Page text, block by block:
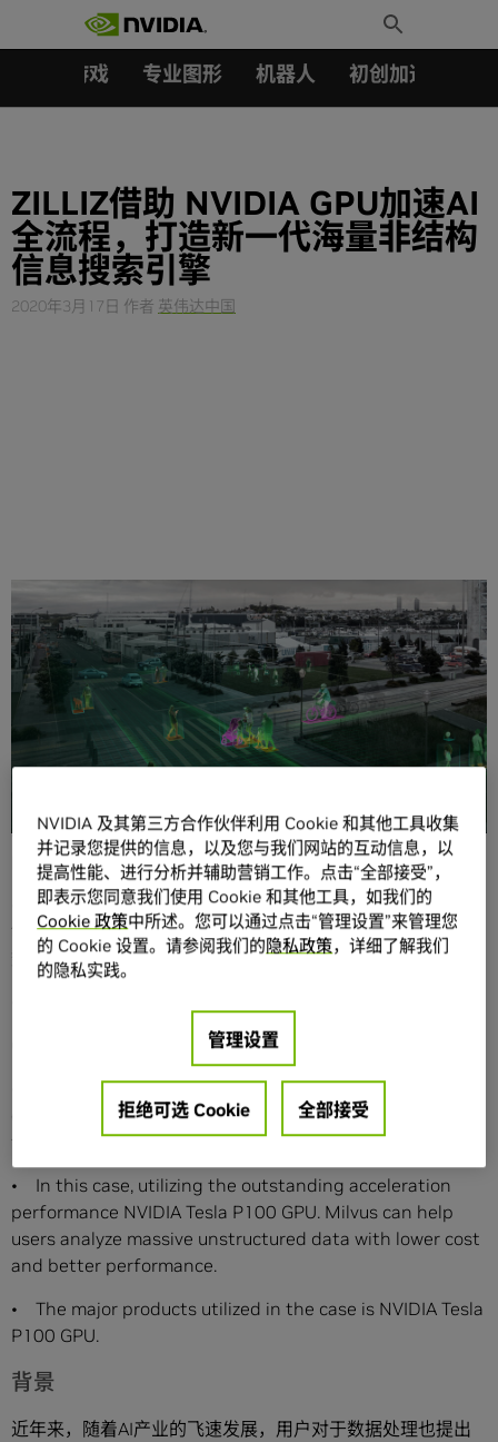
Toggle
Search
游戏 专业图形 机器人 初创加速会员成
ZILLIZ借助 NVIDIA GPU加速AI
全流程，打造新一代海量非结构
信息搜索引擎
2020年3月17日 作者 英伟达中国
分享
• ZILLIZ Milvus是一款针对AI应用大规模落地而研发的，面
向海量特征向量搜索比对的数据引擎。
• 在本案例中，借助于NVIDIA GPU的强大算力，Milvus能
够帮助用户以更低的成本、更好的性能实现对海量非结构化
数据的分析。
• ZILLIZ Milvus is a data engine for searching and
comparison of massive eigenvector, which is designed
for large-scale landing of AI applications.
• In this case, utilizing the outstanding acceleration
performance NVIDIA Tesla P100 GPU. Milvus can help
users analyze massive unstructured data with lower cost
and better performance.
• The major products utilized in the case is NVIDIA Tesla
P100 GPU.
背景
近年来，随着AI产业的飞速发展，用户对于数据处理也提出
NVIDIA 及其第三方合作伙伴利用 Cookie 和其他工具收集
并记录您提供的信息，以及您与我们网站的互动信息，以
提高性能、进行分析并辅助营销工作。点击“全部接受”，
即表示您同意我们使用 Cookie 和其他工具，如我们的
Cookie 政策中所述。您可以通过点击“管理设置”来管理您
的 Cookie 设置。请参阅我们的隐私政策，详细了解我们
的隐私实践。
管理设置
拒绝可选 Cookie 全部接受